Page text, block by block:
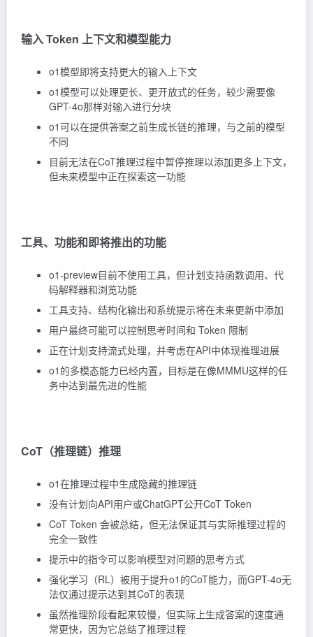
输入 Token 上下文和模型能力
o1模型即将支持更大的输入上下文
o1模型可以处理更长、更开放式的任务，较少需要像
GPT-4o那样对输入进行分块
o1可以在提供答案之前生成长链的推理，与之前的模型
不同
目前无法在CoT推理过程中暂停推理以添加更多上下文，
但未来模型中正在探索这一功能
工具、功能和即将推出的功能
o1-preview目前不使用工具，但计划支持函数调用、代
码解释器和浏览功能
工具支持、结构化输出和系统提示将在未来更新中添加
用户最终可能可以控制思考时间和 Token 限制
正在计划支持流式处理，并考虑在API中体现推理进展
o1的多模态能力已经内置，目标是在像MMMU这样的任
务中达到最先进的性能
CoT（推理链）推理
o1在推理过程中生成隐藏的推理链
没有计划向API用户或ChatGPT公开CoT Token
CoT Token 会被总结，但无法保证其与实际推理过程的
完全一致性
提示中的指令可以影响模型对问题的思考方式
强化学习（RL）被用于提升o1的CoT能力，而GPT-4o无
法仅通过提示达到其CoT的表现
虽然推理阶段看起来较慢，但实际上生成答案的速度通
常更快，因为它总结了推理过程